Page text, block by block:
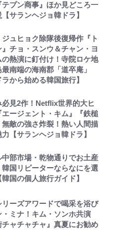
テプン商事』ほか見どころ一
サランヘジョ韓ドラ】
ュヒョク除隊後復帰作『ト
』チョ・スンウ＆チャン・ヨ
の熱演に釘付け！寺院ロケ地
南端の海南郡「道卒庵」
ラから始める韓国旅行】
必見2作！Netflix世界的大ヒ
エージェント・キム』『鉄槌
無敵の強さ炸裂！熱い人間描
【サランヘジョ韓ドラ】
中部市場・乾物通りでお土産
韓国リピーターならなにを選
国の個人旅行ガイド】
リーズアワードで喝采を浴び
・ミナ！キム・ソンホ共演
チャチャチャ』真夏にお勧め